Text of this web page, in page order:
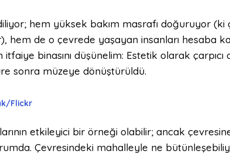
hem yüksek bakım masrafı doğuruyor (ki
hem de o çevrede yaşayan insanları hesaba
binasını düşünelim: Estetik olarak çarpıcı
sonra müzeye dönüştürüldü.
Flickr
etkileyici bir örneği olabilir; ancak çevresine
Çevresindeki mahalleyle ne